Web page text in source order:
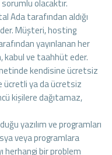
olacaktır.
Ada tarafından aldığı
Müşteri, hosting
yayınlanan her
kabul ve taahhüt eder.
kendisine ücretsiz
ücretli ya da ücretsiz
kişilere dağıtamaz,
yazılım ve programları
veya programlara
herhangi bir problem